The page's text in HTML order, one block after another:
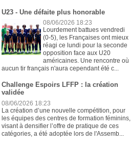
U23 - Une défaite plus honorable
08/06/2026 18:23
Lourdement battues vendredi
(0-5), les Françaises ont mieux
réagi ce lundi pour la seconde
opposition face aux U20
américaines. Une rencontre où
aucun tir français n'aura cependant été c...
Challenge Espoirs LFFP : la création
validée
08/06/2026 18:23
La création d’une nouvelle compétition, pour
les équipes des centres de formation féminins,
visant à densifier l’offre de pratique de ces
catégories, a été adoptée lors de l'Assemb...